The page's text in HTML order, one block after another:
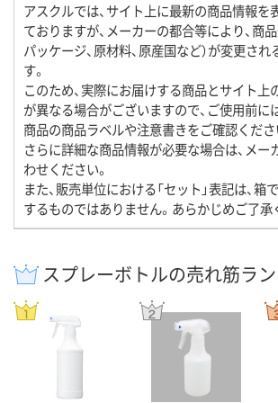
アスクルでは、サイト上に最新の商品情報を
ておりますが、メーカーの都合等により、商品
パッケージ、原材料、原産国など）が変更さ
す。
このため、実際にお届けする商品とサイト上
が異なる場合がございますので、ご使用前に
商品の商品ラベルや注意書きをご確認くださ
さらに詳細な商品情報が必要な場合は、メー
わせください。
また、販売単位における「セット」表記は、
するものではありません。あらかじめご了承
スプレーボトルの売れ筋ラ